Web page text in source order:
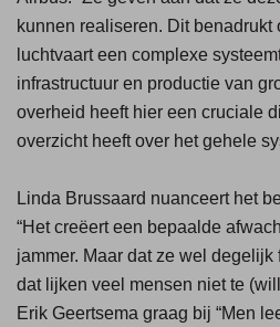
kunnen realiseren. Dit benadrukt
luchtvaart een complexe
infrastructuur en productie van
overheid heeft hier een cruciale
overzicht heeft over het gehele
Linda Brussaard nuanceert het
“Het creëert een bepaalde
jammer. Maar dat ze wel
dat lijken veel mensen niet te
Erik Geertsema graag bij “Men